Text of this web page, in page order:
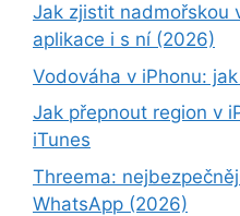
Jak zjistit nadmořskou
aplikace i s ní (2026)
Vodováha v iPhonu:
Jak přepnout region v
iTunes
Threema:
WhatsApp (2026)